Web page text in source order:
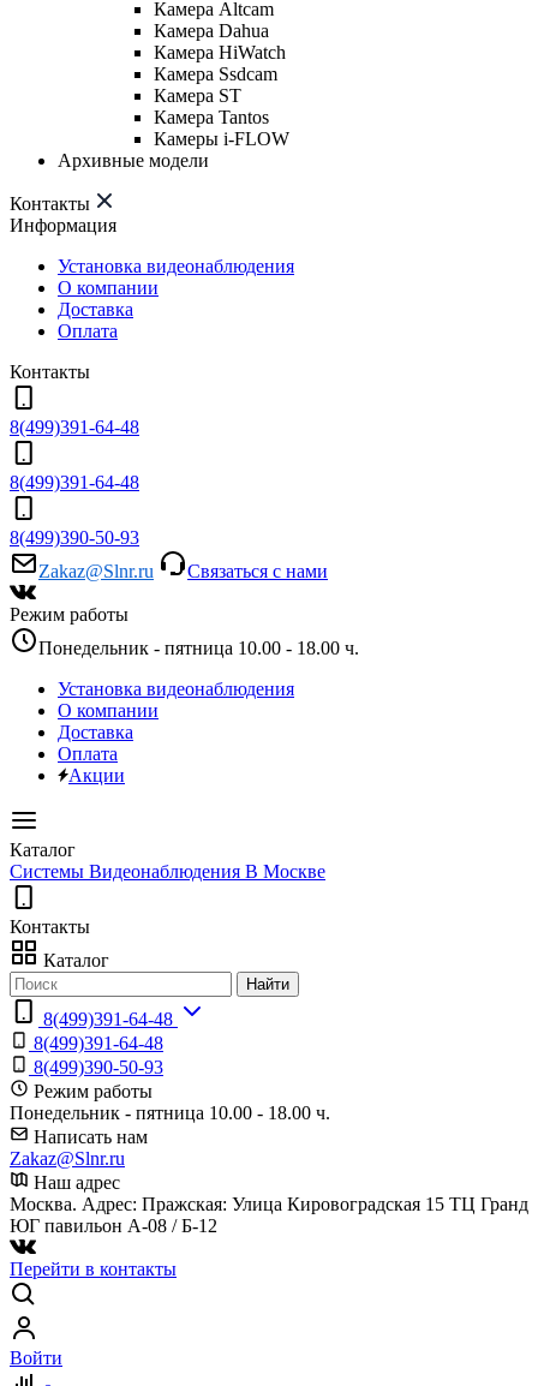
Камера Altcam
Камера Dahua
Камера HiWatch
Камера Ssdcam
Камера ST
Камера Tantos
Камеры i-FLOW
Архивные модели
Контакты
Информация
Установка видеонаблюдения
О компании
Доставка
Оплата
Контакты
8(499)391-64-48
8(499)391-64-48
8(499)390-50-93
Zakaz@Slnr.ru
Связаться с нами
Режим работы
Понедельник - пятница 10.00 - 18.00 ч.
Установка видеонаблюдения
О компании
Доставка
Оплата
Акции
Каталог
Системы Видеонаблюдения В Москве
Контакты
Каталог
Найти
8(499)391-64-48
8(499)391-64-48
8(499)390-50-93
Режим работы
Понедельник - пятница 10.00 - 18.00 ч.
Написать нам
Zakaz@Slnr.ru
Наш адрес
Москва. Адрес: Пражская: Улица Кировоградская 15 ТЦ Гранд
ЮГ павильон А-08 / Б-12
Перейти в контакты
Войти